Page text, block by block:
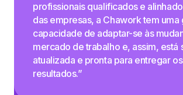
profissionais qualificados e
das empresas, a Chawork tem uma
capacidade de adaptar-se às
mercado de trabalho e, assim, está
atualizada e pronta para entregar
resultados.”